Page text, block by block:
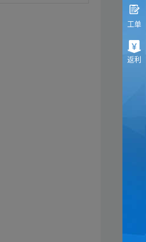
工单
返利